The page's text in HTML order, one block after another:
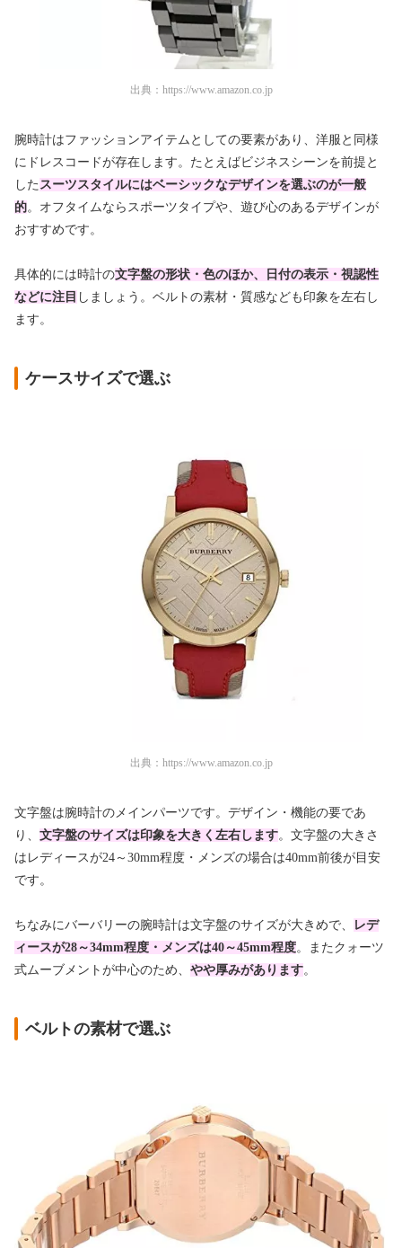
出典： https://www.amazon.co.jp
腕時計はファッションアイテムとしての要素があり、洋服と同様
にドレスコードが存在します。たとえばビジネスシーンを前提と
した スーツスタイルにはベーシックなデザインを選ぶのが一般
的。オフタイムならスポーツタイプや、遊び心のあるデザインが
おすすめです。
具体的には時計の文字盤の形状・色のほか、日付の表示・視認性
などに注目 しましょう。ベルトの素材・質感なども印象を左右し
ます。
ケースサイズで選ぶ
出典： https://www.amazon.co.jp
文字盤は腕時計のメインパーツです。デザイン・機能の要であ
り、 文字盤のサイズは印象を大きく左右します。文字盤の大きさ
は レディースが24～30mm程度・メンズの場合は40mm前後が目安
です。
ちなみにバーバリーの腕時計は文字盤のサイズが大きめで、
レデ
ィースが28～34mm程度・メンズは40～45mm程度。またクォーツ
式ムーブメントが中心のため、 やや厚みがあります。
ベルトの素材で選ぶ